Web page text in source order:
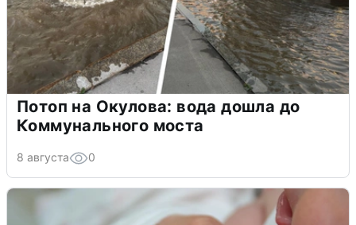
Потоп на Окулова: вода дошла до
Коммунального моста
8 августа 0